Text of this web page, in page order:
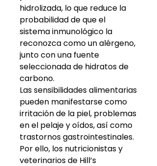
hidrolizada, lo que reduce la
probabilidad de que el
sistema inmunológico la
reconozca como un alérgeno,
junto con una fuente
seleccionada de hidratos de
carbono.
Las sensibilidades alimentarias
pueden manifestarse como
irritación de la piel, problemas
en el pelaje y oídos, así como
trastornos gastrointestinales.
Por ello, los nutricionistas y
veterinarios de Hill’s